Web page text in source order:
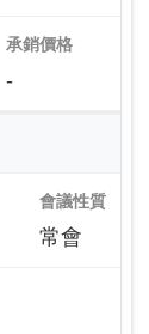
承銷價格
-
會議性質
常會